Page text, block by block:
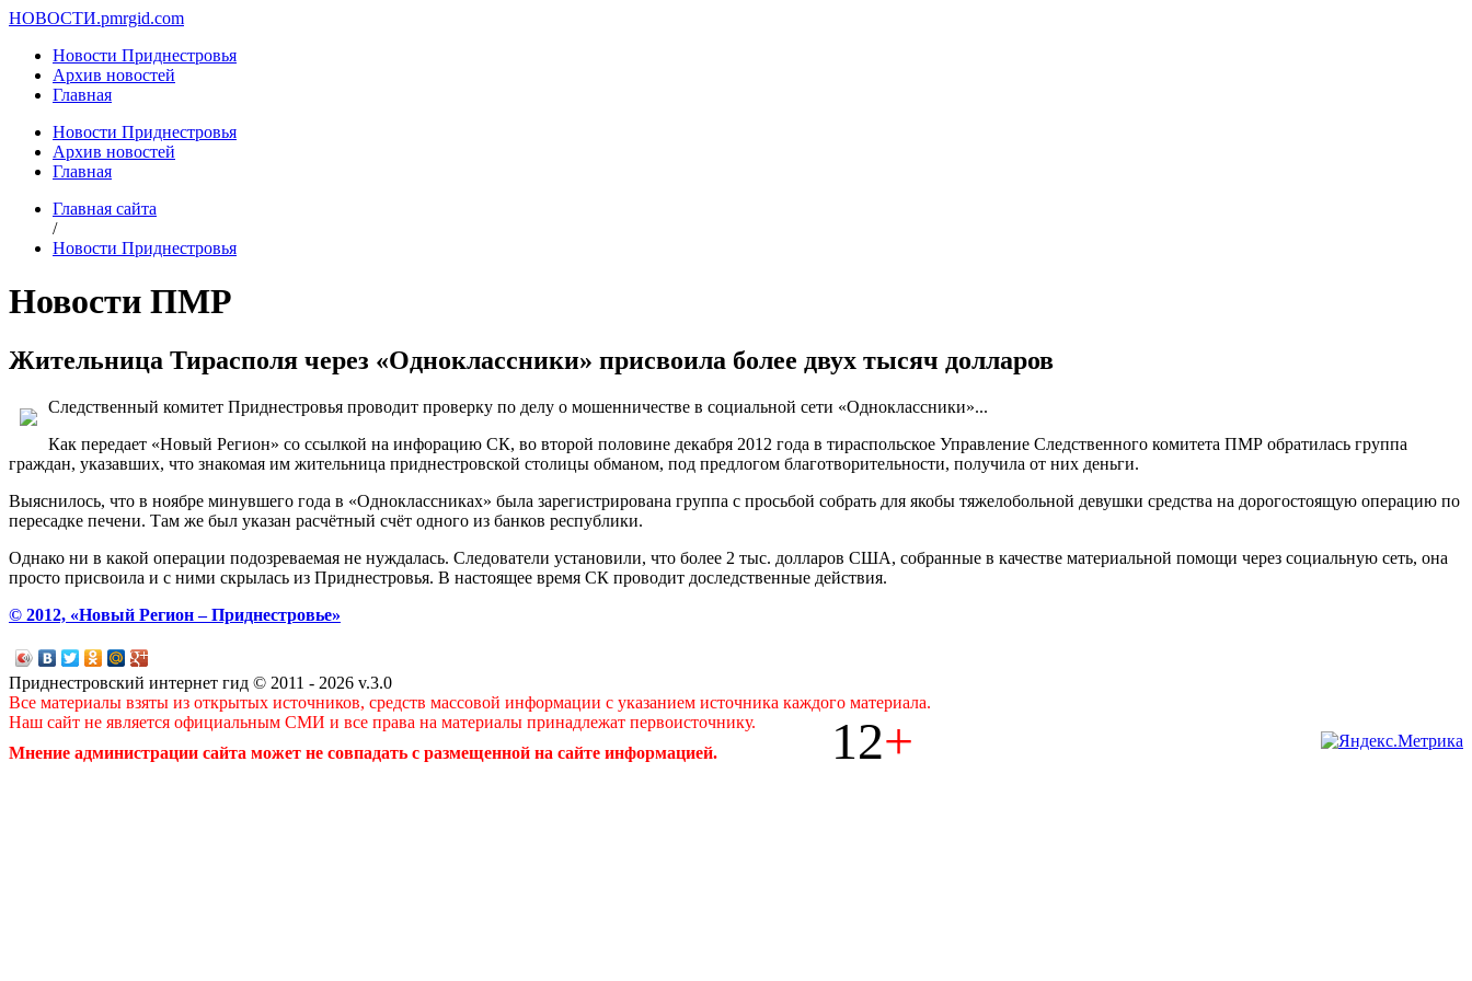
НОВОСТИ.pmrgid.com
Новости Приднестровья
Архив новостей
Главная
Новости Приднестровья
Архив новостей
Главная
Главная сайта
/
Новости Приднестровья
Новости ПМР
Жительница Тирасполя через «Одноклассники» присвоила более двух тысяч долларов
Следственный комитет Приднестровья проводит проверку по делу о мошенничестве в социальной сети «Одноклассники»...
Как передает «Новый Регион» со ссылкой на инфорацию СК, во второй половине декабря 2012 года в тираспольское Управление Следственного комитета ПМР обратилась группа
граждан, указавших, что знакомая им жительница приднестровской столицы обманом, под предлогом благотворительности, получила от них деньги.
Выяснилось, что в ноябре минувшего года в «Одноклассниках» была зарегистрирована группа с просьбой собрать для якобы тяжелобольной девушки средства на дорогостоящую операцию по
пересадке печени. Там же был указан расчётный счёт одного из банков республики.
Однако ни в какой операции подозреваемая не нуждалась. Следователи установили, что более 2 тыс. долларов США, собранные в качестве материальной помощи через социальную сеть, она
просто присвоила и с ними скрылась из Приднестровья. В настоящее время СК проводит доследственные действия.
© 2012, «Новый Регион – Приднестровье»
Приднестровский интернет гид © 2011 - 2026 v.3.0
Все материалы взяты из открытых источников, средств массовой информации с указанием источника каждого материала.
Наш сайт не является официальным СМИ и все права на материалы принадлежат первоисточнику.
Мнение администрации сайта может не совпадать с размещенной на сайте информацией.
12+